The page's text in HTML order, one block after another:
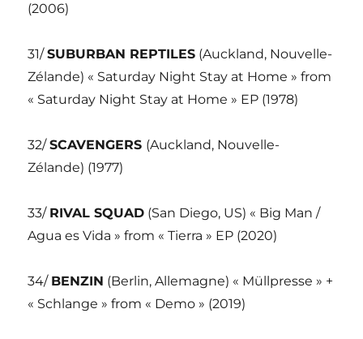
(2006)
31/SUBURBAN REPTILES (Auckland, Nouvelle-
Zélande) « Saturday Night Stay at Home » from
« Saturday Night Stay at Home » EP (1978)
32/SCAVENGERS (Auckland, Nouvelle-
Zélande) (1977)
33/ RIVAL SQUAD (San Diego, US) « Big Man /
Agua es Vida » from « Tierra » EP (2020)
34/ BENZIN (Berlin, Allemagne) « Müllpresse » +
« Schlange » from « Demo » (2019)